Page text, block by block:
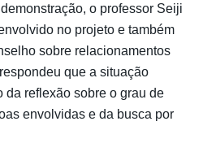
o professor Seiji
no projeto e também
sobre relacionamentos
que a situação
da reflexão sobre o grau de
envolvidas e da busca por